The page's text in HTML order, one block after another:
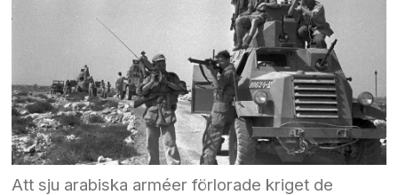
Att sju arabiska arméer förlorade kriget de